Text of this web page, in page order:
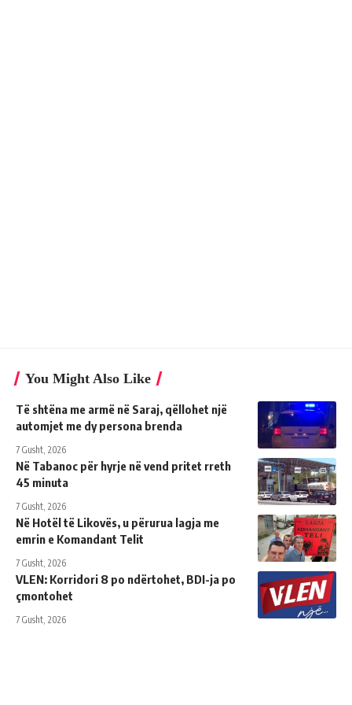
You Might Also Like
Të shtëna me armë në Saraj, qëllohet një
automjet me dy persona brenda
7 Gusht, 2026
Në Tabanoc për hyrje në vend pritet rreth
45 minuta
7 Gusht, 2026
Në Hotël të Likovës, u përurua lagja me
emrin e Komandant Telit
7 Gusht, 2026
VLEN: Korridori 8 po ndërtohet, BDI-ja po
çmontohet
7 Gusht, 2026